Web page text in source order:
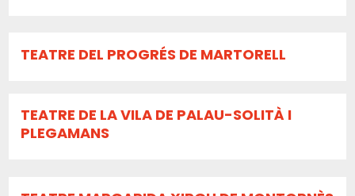
TEATRE DEL PROGRÉS DE MARTORELL
TEATRE DE LA VILA DE PALAU-SOLITÀ I
PLEGAMANS